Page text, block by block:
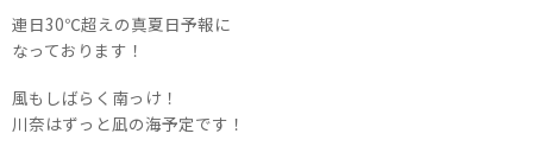
連日30℃超えの真夏日予報に
なっております！
風もしばらく南っけ！
川奈はずっと凪の海予定です！